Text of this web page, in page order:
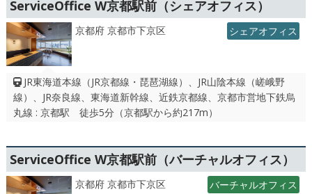
ServiceOffice W京都駅前（シェアオフィス）
京都府 京都市下京区 シェアオフィス
JR東海道本線（JR京都線・琵琶湖線）、JR山陰本線（嵯峨野
線）、JR奈良線、東海道新幹線、近鉄京都線、京都市営地下鉄烏
丸線 : 京都駅 徒歩5分（京都駅から約217m）
ServiceOffice W京都駅前（バーチャルオフィス）
京都府 京都市下京区 バーチャルオフィス